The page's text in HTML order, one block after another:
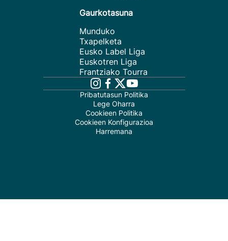
Gaurkotasuna
Munduko
Txapelketa
Eusko Label Liga
Euskotren Liga
Frantziako Tourra
Pribatutasun Politika
Lege Oharra
Cookieen Politika
Cookieen Konfigurazioa
Harremana